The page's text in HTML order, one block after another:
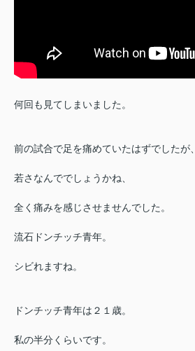
何回も見てしまいました。
前の試合で足を痛めていたはずでしたが、
若さなんででしょうかね、
全く痛みを感じさせませんでした。
流石ドンチッチ青年。
シビれますね。
ドンチッチ青年は２１歳。
私の半分くらいです。